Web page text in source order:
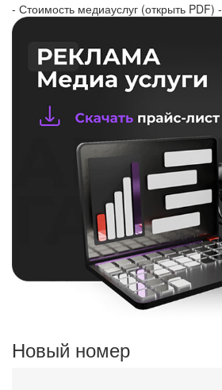
- Стоимость медиауслуг (открыть PDF) -
Новый номер